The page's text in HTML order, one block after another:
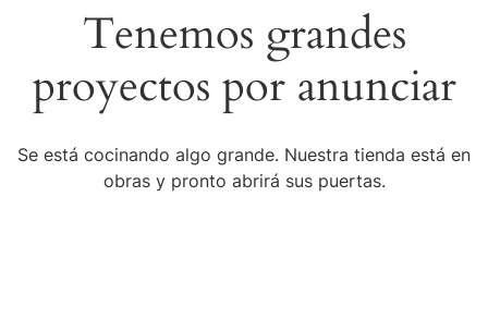
Tenemos grandes
proyectos por anunciar
Se está cocinando algo grande. Nuestra tienda está en
obras y pronto abrirá sus puertas.